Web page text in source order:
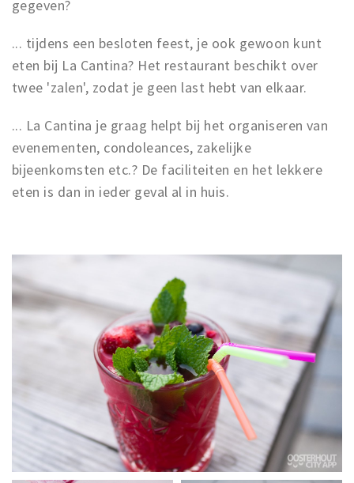
gegeven?
... tijdens een besloten feest, je ook gewoon kunt
eten bij La Cantina? Het restaurant beschikt over
twee 'zalen', zodat je geen last hebt van elkaar.
... La Cantina je graag helpt bij het organiseren van
evenementen, condoleances, zakelijke
bijeenkomsten etc.? De faciliteiten en het lekkere
eten is dan in ieder geval al in huis.